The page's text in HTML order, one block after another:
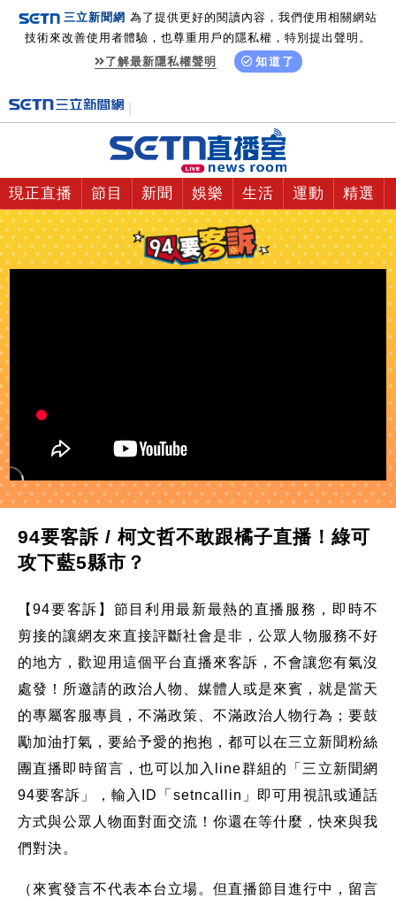
三立新聞網 為了提供更好的閱讀內容，我們使用相關網站
技術來改善使用者體驗，也尊重用戶的隱私權，特別提出聲明。
了解最新隱私權聲明
知道了
現正直播 節目 新聞 娛樂 生活 運動 精選
94要客訴 / 柯文哲不敢跟橘子直播！綠可
攻下藍5縣市？
【94要客訴】節目利用最新最熱的直播服務，即時不
剪接的讓網友來直接評斷社會是非，公眾人物服務不好
的地方，歡迎用這個平台直播來客訴，不會讓您有氣沒
處發！所邀請的政治人物、媒體人或是來賓，就是當天
的專屬客服專員，不滿政策、不滿政治人物行為；要鼓
勵加油打氣，要給予愛的抱抱，都可以在三立新聞粉絲
團直播即時留言，也可以加入line群組的「三立新聞網
94要客訴」，輸入ID「setncallin」即可用視訊或通話
方式與公眾人物面對面交流！你還在等什麼，快來與我
們對決。
（來賓發言不代表本台立場。但直播節目進行中，留言